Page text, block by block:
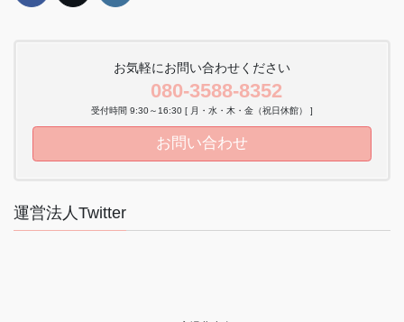
お気軽にお問い合わせください
080-3588-8352
受付時間 9:30～16:30 [ 月・水・木・金（祝日休館） ]
お問い合わせ
運営法人Twitter